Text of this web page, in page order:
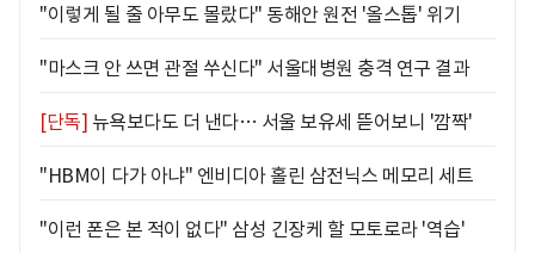
"이렇게 될 줄 아무도 몰랐다" 동해안 원전 '올스톱' 위기
"마스크 안 쓰면 관절 쑤신다" 서울대병원 충격 연구 결과
[단독] 뉴욕보다도 더 낸다… 서울 보유세 뜯어보니 '깜짝'
"HBM이 다가 아냐" 엔비디아 홀린 삼전닉스 메모리 세트
"이런 폰은 본 적이 없다" 삼성 긴장케 할 모토로라 '역습'